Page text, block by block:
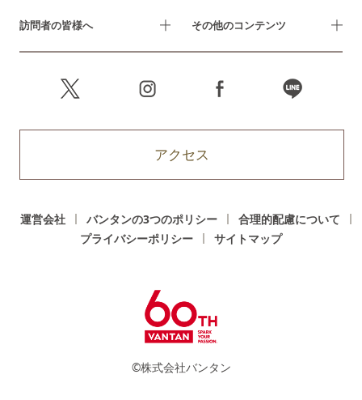
訪問者の皆様へ その他のコンテンツ
アクセス
運営会社 バンタンの3つのポリシー
合理的配慮について
プライバシーポリシー
サイトマップ
©株式会社バンタン